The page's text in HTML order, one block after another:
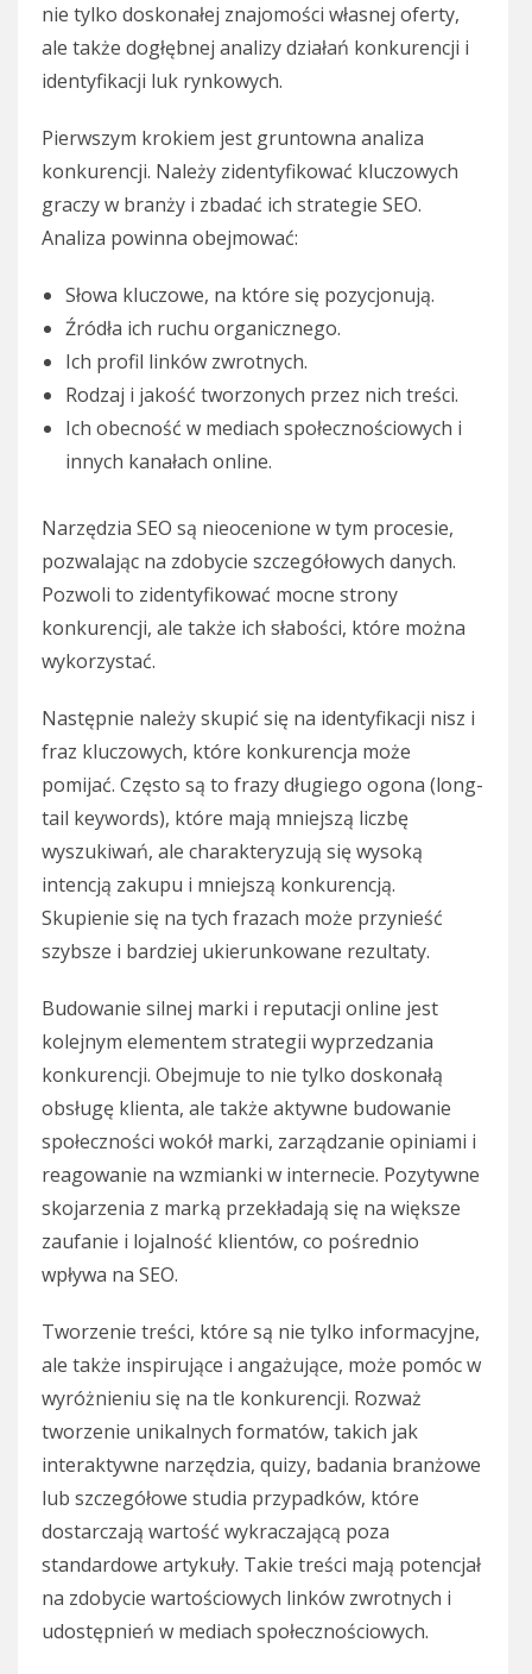
nie tylko doskonałej znajomości własnej oferty,
ale także dogłębnej analizy działań konkurencji i
identyfikacji luk rynkowych.
Pierwszym krokiem jest gruntowna analiza
konkurencji. Należy zidentyfikować kluczowych
graczy w branży i zbadać ich strategie SEO.
Analiza powinna obejmować:
Słowa kluczowe, na które się pozycjonują.
Źródła ich ruchu organicznego.
Ich profil linków zwrotnych.
Rodzaj i jakość tworzonych przez nich treści.
Ich obecność w mediach społecznościowych i
innych kanałach online.
Narzędzia SEO są nieocenione w tym procesie,
pozwalając na zdobycie szczegółowych danych.
Pozwoli to zidentyfikować mocne strony
konkurencji, ale także ich słabości, które można
wykorzystać.
Następnie należy skupić się na identyfikacji nisz i
fraz kluczowych, które konkurencja może
pomijać. Często są to frazy długiego ogona (long-
tail keywords), które mają mniejszą liczbę
wyszukiwań, ale charakteryzują się wysoką
intencją zakupu i mniejszą konkurencją.
Skupienie się na tych frazach może przynieść
szybsze i bardziej ukierunkowane rezultaty.
Budowanie silnej marki i reputacji online jest
kolejnym elementem strategii wyprzedzania
konkurencji. Obejmuje to nie tylko doskonałą
obsługę klienta, ale także aktywne budowanie
społeczności wokół marki, zarządzanie opiniami i
reagowanie na wzmianki w internecie. Pozytywne
skojarzenia z marką przekładają się na większe
zaufanie i lojalność klientów, co pośrednio
wpływa na SEO.
Tworzenie treści, które są nie tylko informacyjne,
ale także inspirujące i angażujące, może pomóc w
wyróżnieniu się na tle konkurencji. Rozważ
tworzenie unikalnych formatów, takich jak
interaktywne narzędzia, quizy, badania branżowe
lub szczegółowe studia przypadków, które
dostarczają wartość wykraczającą poza
standardowe artykuły. Takie treści mają potencjał
na zdobycie wartościowych linków zwrotnych i
udostępnień w mediach społecznościowych.